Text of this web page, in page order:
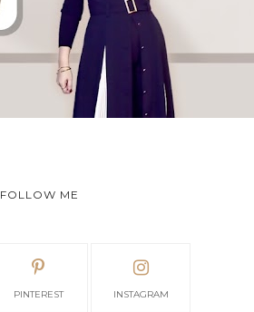
FOLLOW ME
PINTEREST INSTAGRAM